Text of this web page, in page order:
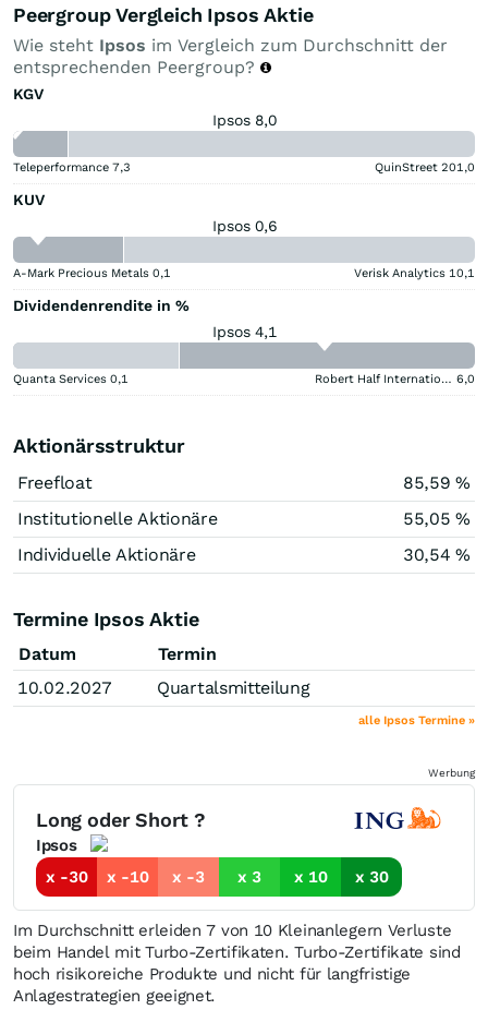
Peergroup Vergleich Ipsos Aktie
Wie steht Ipsos im Vergleich zum Durchschnitt der
entsprechenden Peergroup?
KGV
Ipsos 8,0
Teleperformance 7,3 QuinStreet 201,0
KUV
Ipsos 0,6
A-Mark Precious Metals 0,1 Verisk Analytics 10,1
Dividendenrendite in %
Ipsos 4,1
Quanta Services 0,1 Robert Half International 6,0
Aktionärsstruktur
Freefloat
85,59 %
Institutionelle Aktionäre
55,05 %
Individuelle Aktionäre
30,54 %
Termine Ipsos Aktie
Datum
Termin
10.02.2027
Quartalsmitteilung
alle Ipsos Termine »
Werbung
Long oder Short ?
Ipsos
x -30
x -10 x -3 x 3 x 10 x 30
Im Durchschnitt erleiden 7 von 10 Kleinanlegern Verluste
beim Handel mit Turbo-Zertifikaten. Turbo-Zertifikate sind
hoch risikoreiche Produkte und nicht für langfristige
Anlagestrategien geeignet.